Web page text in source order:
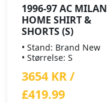
1996-97 AC MILAN
HOME SHIRT &
SHORTS (S)
• Stand: Brand New
• Størrelse: S
3654 KR /
£419.99